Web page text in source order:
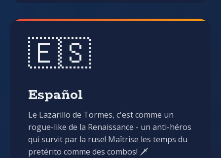
🇪🇸
Español
Le Lazarillo de Tormes, c'est comme un
rogue-like de la Renaissance - un anti-héros
qui survit par la ruse! Maîtrise les temps du
pretérito comme des combos! 🗡️